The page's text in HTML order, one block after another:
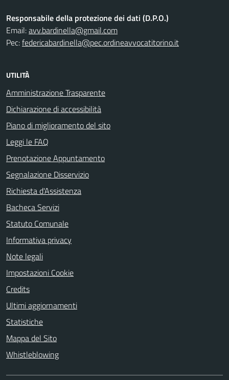
Responsabile della protezione dei dati (D.P.O.)
Email:avv.bardinella@gmail.com
Pec:federicabardinella@pec.ordineavvocatitorino.it
UTILITÀ
Amministrazione Trasparente
Dichiarazione di accessibilità
Piano di miglioramento del sito
Leggi le FAQ
Prenotazione Appuntamento
Segnalazione Disservizio
Richiesta d'Assistenza
Bacheca Servizi
Statuto Comunale
Informativa privacy
Note legali
Impostazioni Cookie
Credits
Ultimi aggiornamenti
Statistiche
Mappa del Sito
Whistleblowing